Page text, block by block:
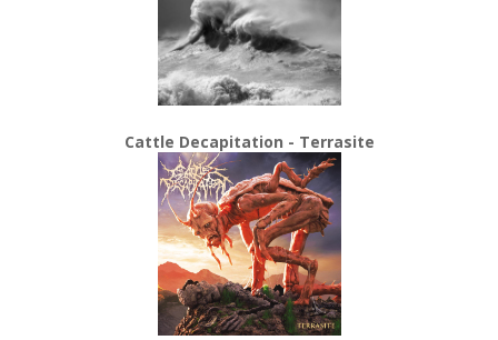
Cattle Decapitation - Terrasite